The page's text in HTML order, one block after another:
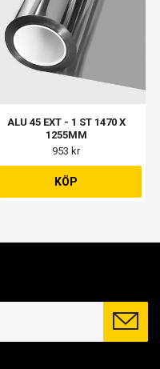
ALU 45 EXT - 1 ST 1470 X
1255MM
953 kr
KÖP